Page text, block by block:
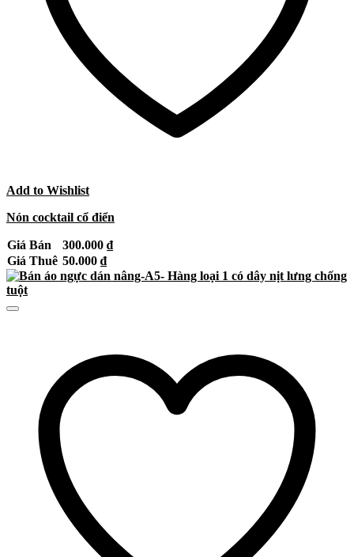
Add to Wishlist
Nón cocktail cổ điển
Giá Bán 300.000 ₫
Giá Thuê 50.000 ₫